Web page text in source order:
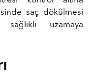
saç dökülmesi
uzamaya